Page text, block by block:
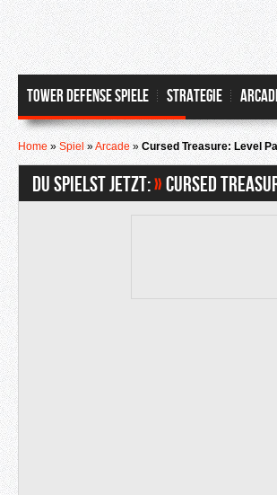
Tower Defense Spiele Strategie
Home»Spiel»Arcade»Cursed Treasure: Level
Du spielst jetzt:»Cursed